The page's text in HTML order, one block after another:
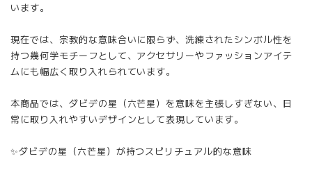
います。
現在では、宗教的な意味合いに限らず、洗練されたシンボル性を
持つ幾何学モチーフとして、アクセサリーやファッションアイテ
ムにも幅広く取り入れられています。
本商品では、ダビデの星（六芒星）を意味を主張しすぎない、日
常に取り入れやすいデザインとして表現しています。
✨ダビデの星（六芒星）が持つスピリチュアル的な意味